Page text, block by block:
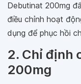
Debutinat 200mg
điều chỉnh hoạt
dụng để phục hồi
2. Chỉ định
200mg